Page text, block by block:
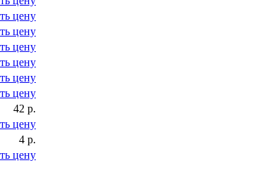
цену
цену
цену
цену
цену
цену
42 р.
цену
4 р.
цену